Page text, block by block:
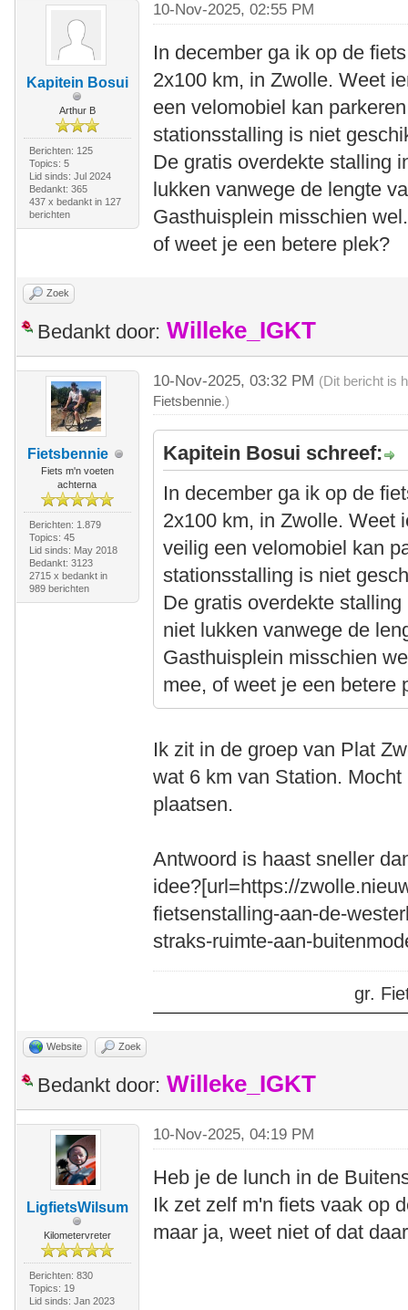
Kapitein Bosui
Arthur B
Berichten: 125
Topics: 5
Lid sinds: Jul 2024
Bedankt: 365
437 x bedankt in 127
berichten
10-Nov-2025, 02:55 PM
In december ga ik op de
2x100 km, in Zwolle. Weet
een velomobiel kan
stationsstalling is niet
De gratis overdekte stalling
lukken vanwege de lengte
Gasthuisplein misschien
of weet je een betere plek?
Zoek
Bedankt door: Willeke_IGKT
Fietsbennie
Fiets m'n voeten
achterna
Berichten: 1.879
Topics: 45
Lid sinds: May 2018
Bedankt: 3123
2715 x bedankt in
989 berichten
10-Nov-2025, 03:32 PM (Dit bericht is
Fietsbennie.)
Kapitein Bosui schreef:
In december ga ik op de
2x100 km, in Zwolle. Weet
veilig een velomobiel kan
stationsstalling is niet
De gratis overdekte
niet lukken vanwege de
Gasthuisplein misschien
mee, of weet je een betere
Ik zit in de groep van Plat
wat 6 km van Station.
plaatsen.
Antwoord is haast sneller
idee?[url=https://
fietsenstalling-aan-de-
straks-ruimte-aan-
gr.
Website Zoek
Bedankt door: Willeke_IGKT
LigfietsWilsum
Kilometervreter
Berichten: 830
Topics: 19
Lid sinds: Jan 2023
10-Nov-2025, 04:19 PM
Heb je de lunch in de
Ik zet zelf m'n fiets vaak op
maar ja, weet niet of dat